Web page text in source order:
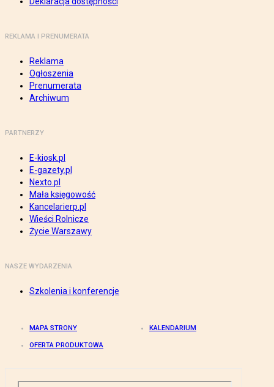
REKLAMA I PRENUMERATA
Reklama
Ogłoszenia
Prenumerata
Archiwum
PARTNERZY
E-kiosk.pl
E-gazety.pl
Nexto.pl
Mała księgowość
Kancelarierp.pl
Wieści Rolnicze
Życie Warszawy
NASZE WYDARZENIA
Szkolenia i konferencje
MAPA STRONY KALENDARIUM
OFERTA PRODUKTOWA